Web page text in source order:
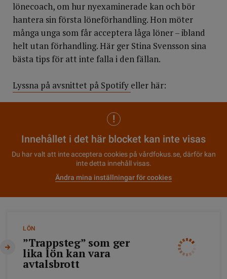
lönecoach, om hur nyexaminerade kan och bör
hantera sin första löneförhandling. Hon möter
många unga som får acceptera låga löner – ibland
helt utan förhandling. Här ger Stina Svensson sina
bästa tips för att inte falla i den fällan.
Lyssna på avsnittet på Spotify eller här:
Innehållet i det här blocket kan inte visas
Du har valt att inte acceptera cookies på vårdfokus.se, därför kan
inte detta innehåll visas.
Ändra mina inställningar för cookies
LÖN
”Trappsteg” som ger
lika lön kan vara
avtalsbrott